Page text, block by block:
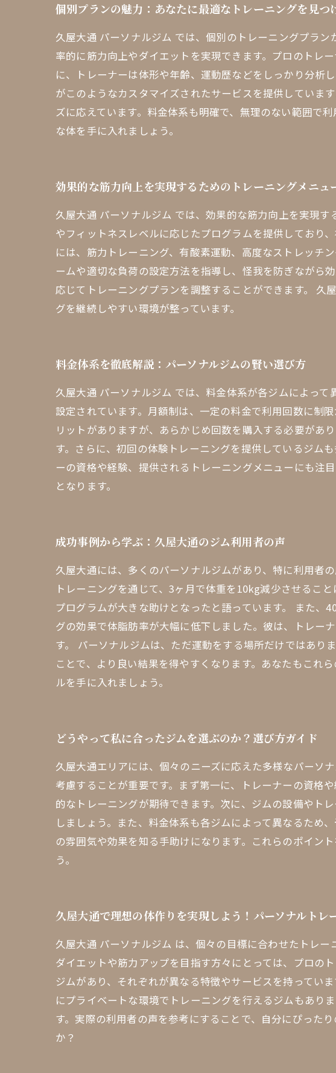
個別プランの魅力：あなたに最適なトレーニングを見つ
久屋大通 パーソナルジム では、個別のトレーニングプラ
率的に筋力向上やダイエットを実現できます。プロのトレ
に、トレーナーは体形や年齢、運動歴などをしっかり分析
がこのようなカスタマイズされたサービスを提供していま
ズに応えています。料金体系も明確で、無理のない範囲で
な体を手に入れましょう。
効果的な筋力向上を実現するためのトレーニングメニュ
久屋大通 パーソナルジム では、効果的な筋力向上を実現
やフィットネスレベルに応じたプログラムを提供しており
には、筋力トレーニング、有酸素運動、高度なストレッチ
ームや適切な負荷の設定方法を指導し、怪我を防ぎながら
応じてトレーニングプランを調整することができます。 久
グを継続しやすい環境が整っています。
料金体系を徹底解説：パーソナルジムの賢い選び方
久屋大通 パーソナルジム では、料金体系が各ジムによっ
設定されています。月額制は、一定の料金で利用回数に制
リットがありますが、あらかじめ回数を購入する必要があ
す。さらに、初回の体験トレーニングを提供しているジム
ーの資格や経験、提供されるトレーニングメニューにも注
となります。
成功事例から学ぶ：久屋大通のジム利用者の声
久屋大通には、多くのパーソナルジムがあり、特に利用者
トレーニングを通じて、3ヶ月で体重を10kg減少させるこ
プログラムが大きな助けとなったと語っています。 また
グの効果で体脂肪率が大幅に低下しました。彼は、トレー
す。 パーソナルジムは、ただ運動をする場所だけではあ
ことで、より良い結果を得やすくなります。あなたもこれ
ルを手に入れましょう。
どうやって私に合ったジムを選ぶのか？選び方ガイド
久屋大通エリアには、個々のニーズに応えた多様なパーソ
考慮することが重要です。まず第一に、トレーナーの資格
的なトレーニングが期待できます。次に、ジムの設備やト
しましょう。また、料金体系も各ジムによって異なるため
の雰囲気や効果を知る手助けになります。これらのポイン
う。
久屋大通で理想の体作りを実現しよう！パーソナルトレ
久屋大通 パーソナルジム は、個々の目標に合わせたトレ
ダイエットや筋力アップを目指す方々にとっては、プロの
ジムがあり、それぞれが異なる特徴やサービスを持ってい
にプライベートな環境でトレーニングを行えるジムもあり
す。実際の利用者の声を参考にすることで、自分にぴった
か？